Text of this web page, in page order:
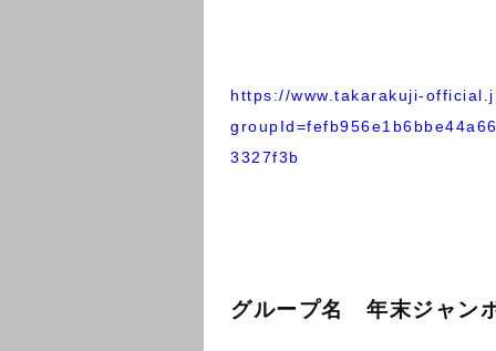
https://www.takarakuji-
3327f3b
グループ名 年末ジャン